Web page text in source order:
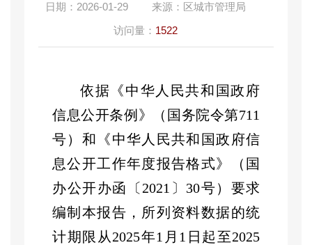
日期： 2026-01-29 来源： 区城市管理局
访问量： 1522
依据 《中华人民共和国政府
信息公开条例》（国务院令第711
号）和《中华人民共和国政府信
息公开工作年度报告格式》（国
办公开办函〔 2021 〕 30号）要求
编制本报告，所列资料数据的统
计期限从2025年1 月 1 日起至2025